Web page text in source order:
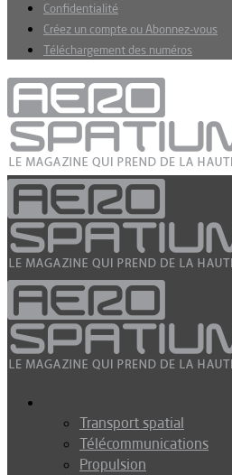
Confidentialité
Créez un compte ou Abonnez-vous
Téléchargement des numéros
Transport spatial
Télécommunications
Propulsion